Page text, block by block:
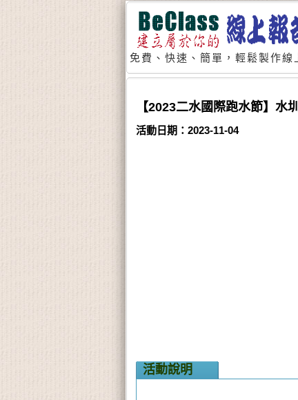
免費、快速、簡單，輕鬆製作線
【2023二水國際跑水節】水
活動日期：2023-11-04
活動說明